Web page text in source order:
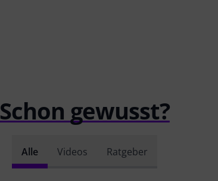
Schon gewusst?
Alle Videos Ratgeber